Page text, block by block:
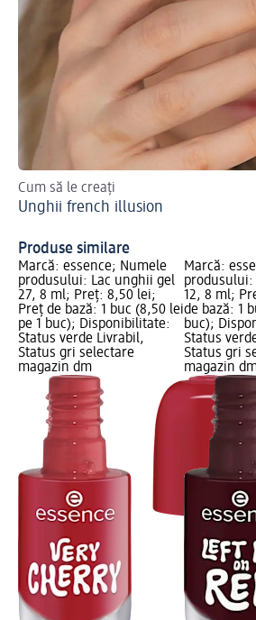
Cum să le creați
Unghii french illusion
Produse similare
Marcă: essence; Numele
produsului: Lac unghii gel
27, 8 ml; Preț: 8,50 lei;
Preț de bază: 1 buc (8,50 lei
pe 1 buc); Disponibilitate:
Status verde Livrabil,
Status gri selectare
magazin dm
Marcă:
produsului:
12, 8 ml;
de bază: 1
buc);
Status
Status gri
magazin